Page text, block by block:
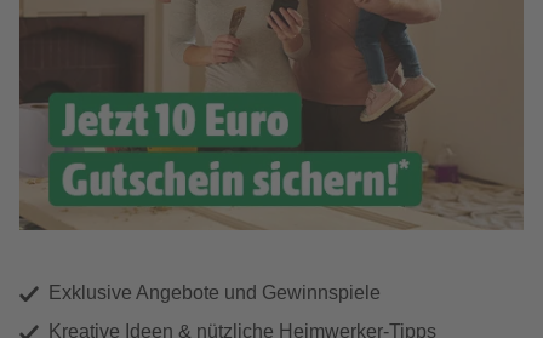
Exklusive Angebote und Gewinnspiele
Kreative Ideen & nützliche Heimwerker-Tipps